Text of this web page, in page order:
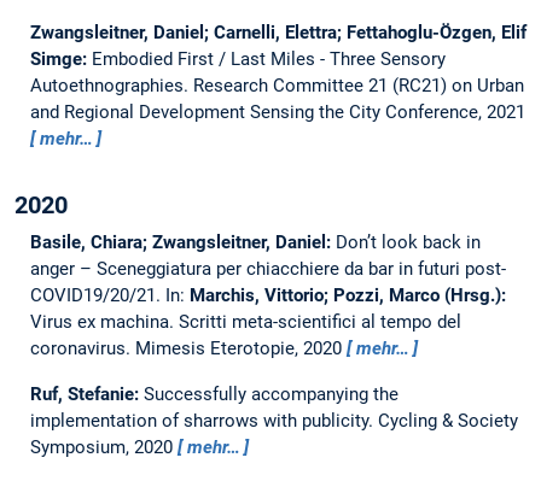
Zwangsleitner, Daniel; Carnelli, Elettra; Fettahoglu-Özgen, Elif
Simge: Embodied First / Last Miles - Three Sensory
Autoethnographies. Research Committee 21 (RC21) on Urban
and Regional Development Sensing the City Conference, 2021
mehr…
2020
Basile, Chiara; Zwangsleitner, Daniel: Don’t look back in
anger – Sceneggiatura per chiacchiere da bar in futuri post-
COVID19/20/21. In: Marchis, Vittorio; Pozzi, Marco (Hrsg.):
Virus ex machina. Scritti meta-scientifici al tempo del
coronavirus. Mimesis Eterotopie, 2020
mehr…
Ruf, Stefanie: Successfully accompanying the
implementation of sharrows with publicity. Cycling & Society
Symposium, 2020
mehr…